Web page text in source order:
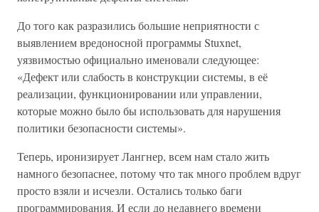
До того как разразились большие неприятности с
выявлением вредоносной программы Stuxnet,
уязвимостью официально именовали следующее:
«Дефект или слабость в конструкции системы, в её
реализации, функционировании или управлении,
которые можно было бы использовать для нарушения
политики безопасности системы».
Теперь, иронизирует Лангнер, всем нам стало жить
намного безопаснее, потому что так много проблем вдруг
просто взяли и исчезли. Остались только баги
программирования. И если до недавнего времени